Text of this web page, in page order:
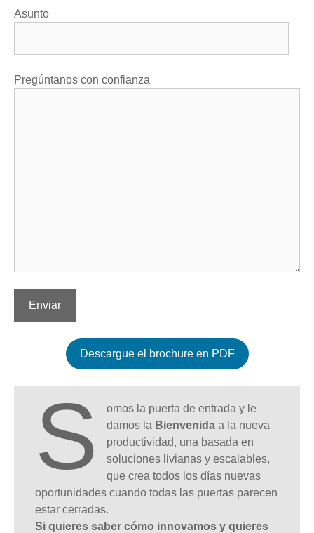
Asunto
Pregúntanos con confianza
Descargue el brochure en PDF
S
omos la puerta de entrada y le
damos la Bienvenida a la nueva
productividad, una basada en
soluciones livianas y escalables,
que crea todos los días nuevas
oportunidades cuando todas las puertas parecen
estar cerradas.
Si quieres saber cómo innovamos y quieres